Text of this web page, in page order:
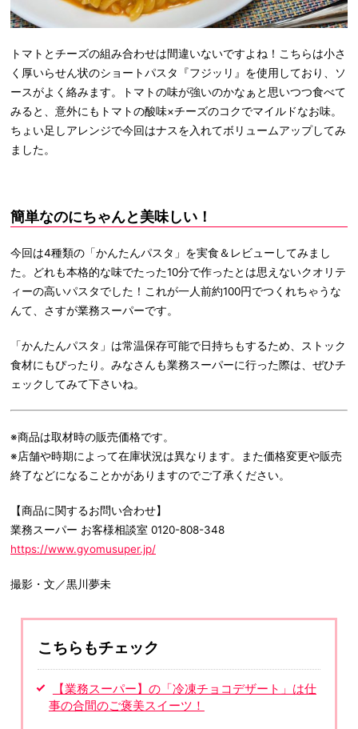
トマトとチーズの組み合わせは間違いないですよね！こちらは小さ
く厚いらせん状のショートパスタ『フジッリ』を使用しており、ソ
ースがよく絡みます。トマトの味が強いのかなぁと思いつつ食べて
みると、意外にもトマトの酸味×チーズのコクでマイルドなお味。
ちょい足しアレンジで今回はナスを入れてボリュームアップしてみ
ました。
簡単なのにちゃんと美味しい！
今回は4種類の「かんたんパスタ」を実食＆レビューしてみまし
た。どれも本格的な味でたった10分で作ったとは思えないクオリテ
ィーの高いパスタでした！これが一人前約100円でつくれちゃうな
んて、さすが業務スーパーです。
「かんたんパスタ」は常温保存可能で日持ちもするため、ストック
食材にもぴったり。みなさんも業務スーパーに行った際は、ぜひチ
ェックしてみて下さいね。
※商品は取材時の販売価格です。
※店舗や時期によって在庫状況は異なります。また価格変更や販売
終了などになることかがありますのでご了承ください。
【商品に関するお問い合わせ】
業務スーパー お客様相談室 0120-808-348
https://www.gyomusuper.jp/
撮影・文／黒川夢未
こちらもチェック
【業務スーパー】の「冷凍チョコデザート」は仕
事の合間のご褒美スイーツ！